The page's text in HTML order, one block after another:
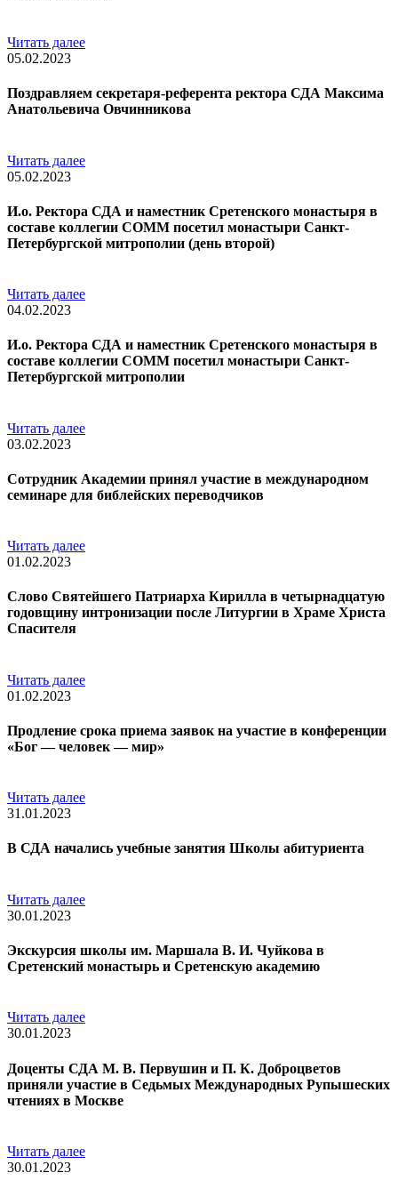
Читать далее
05.02.2023
Поздравляем секретаря-референта ректора СДА Максима
Анатольевича Овчинникова
Читать далее
05.02.2023
И.о. Ректора СДА и наместник Сретенского монастыря в
составе коллегии СОММ посетил монастыри Санкт-
Петербургской митрополии (день второй)
Читать далее
04.02.2023
И.о. Ректора СДА и наместник Сретенского монастыря в
составе коллегии СОММ посетил монастыри Санкт-
Петербургской митрополии
Читать далее
03.02.2023
Сотрудник Академии принял участие в международном
семинаре для библейских переводчиков
Читать далее
01.02.2023
Слово Святейшего Патриарха Кирилла в четырнадцатую
годовщину интронизации после Литургии в Храме Христа
Спасителя
Читать далее
01.02.2023
Продление срока приема заявок на участие в конференции
«Бог — человек — мир»
Читать далее
31.01.2023
В СДА начались учебные занятия Школы абитуриента
Читать далее
30.01.2023
Экскурсия школы им. Маршала В. И. Чуйкова в
Сретенский монастырь и Сретенскую академию
Читать далее
30.01.2023
Доценты СДА М. В. Первушин и П. К. Доброцветов
приняли участие в Седьмых Международных Рупышеских
чтениях в Москве
Читать далее
30.01.2023